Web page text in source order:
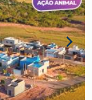
x 20,97),
quem busca
de
uma